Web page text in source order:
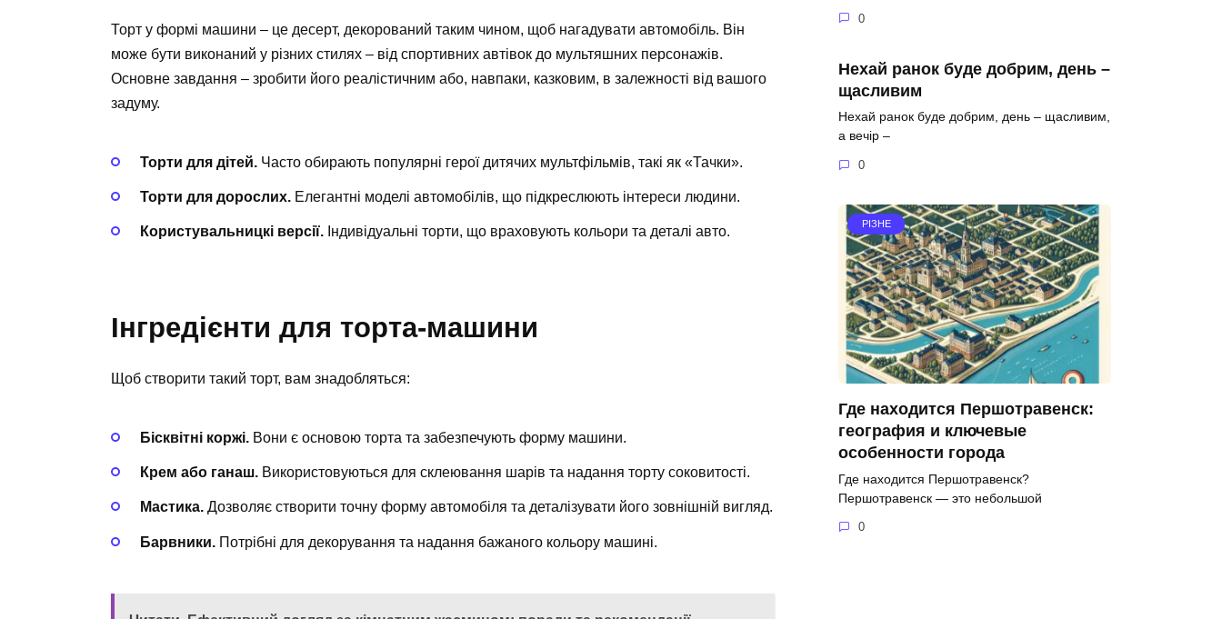
Торт у формі машини – це десерт, декорований таким чином, щоб нагадувати автомобіль. Він
може бути виконаний у різних стилях – від спортивних автівок до мультяшних персонажів.
Основне завдання – зробити його реалістичним або, навпаки, казковим, в залежності від вашого
задуму.
Торти для дітей. Часто обирають популярні герої дитячих мультфільмів, такі як «Тачки».
Торти для дорослих. Елегантні моделі автомобілів, що підкреслюють інтереси людини.
Користувальницкі версії. Індивідуальні торти, що враховують кольори та деталі авто.
Інгредієнти для торта-машини
Щоб створити такий торт, вам знадобляться:
Бісквітні коржі. Вони є основою торта та забезпечують форму машини.
Крем або ганаш. Використовуються для склеювання шарів та надання торту соковитості.
Мастика. Дозволяє створити точну форму автомобіля та деталізувати його зовнішній вигляд.
Барвники. Потрібні для декорування та надання бажаного кольору машині.
0
Нехай ранок буде добрим, день –
щасливим
Нехай ранок буде добрим, день – щасливим,
а вечір –
0
РІЗНЕ
Где находится Першотравенск:
география и ключевые
особенности города
Где находится Першотравенск?
Першотравенск — это небольшой
0